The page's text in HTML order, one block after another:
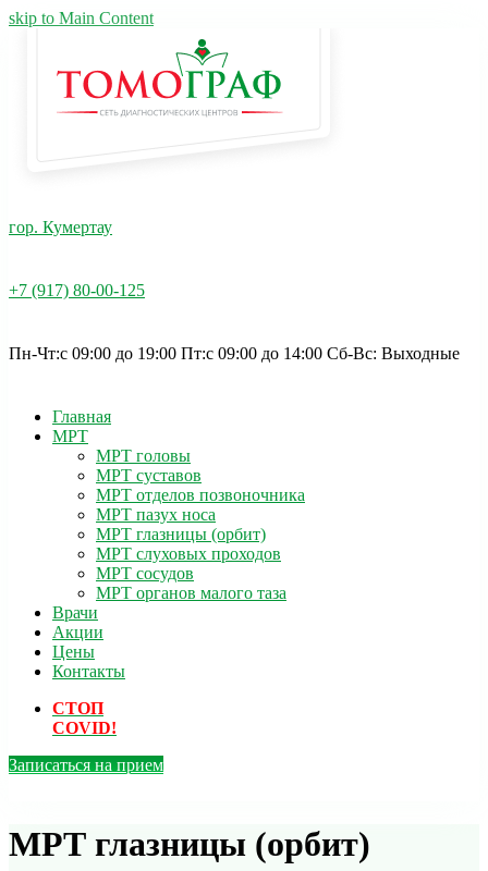
skip to Main Content
гор. Кумертау
+7 (917) 80-00-125
Пн-Чт:c 09:00 до 19:00 Пт:с 09:00 до 14:00 Cб-Вс: Выходные
Главная
МРТ
МРТ головы
МРТ суставов
МРТ отделов позвоночника
МРТ пазух носа
МРТ глазницы (орбит)
МРТ слуховых проходов
МРТ сосудов
МРТ органов малого таза
Врачи
Акции
Цены
Контакты
СТОП
COVID!
Записаться на прием
МРТ глазницы (орбит)